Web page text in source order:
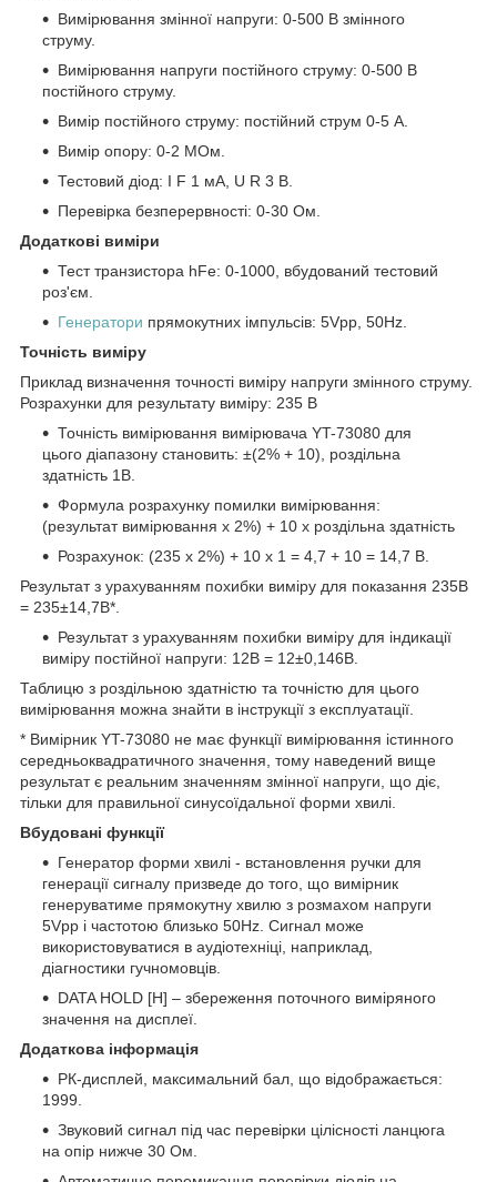
Вимірювання змінної напруги: 0-500 В змінного
струму.
Вимірювання напруги постійного струму: 0-500 В
постійного струму.
Вимір постійного струму: постійний струм 0-5 А.
Вимір опору: 0-2 МОм.
Тестовий діод: I F 1 мА, U R 3 В.
Перевірка безперервності: 0-30 Ом.
Додаткові виміри
Тест транзистора hFe: 0-1000, вбудований тестовий
роз'єм.
Генератори прямокутних імпульсів: 5Vpp, 50Hz.
Точність виміру
Приклад визначення точності виміру напруги змінного струму.
Розрахунки для результату виміру: 235 В
Точність вимірювання вимірювача YT-73080 для
цього діапазону становить: ±(2% + 10), роздільна
здатність 1В.
Формула розрахунку помилки вимірювання:
(результат вимірювання x 2%) + 10 x роздільна здатність
Розрахунок: (235 х 2%) + 10 х 1 = 4,7 + 10 = 14,7 В.
Результат з урахуванням похибки виміру для показання 235В
= 235±14,7В*.
Результат з урахуванням похибки виміру для індикації
виміру постійної напруги: 12В = 12±0,146В.
Таблицю з роздільною здатністю та точністю для цього
вимірювання можна знайти в інструкції з експлуатації.
* Вимірник YT-73080 не має функції вимірювання істинного
середньоквадратичного значення, тому наведений вище
результат є реальним значенням змінної напруги, що діє,
тільки для правильної синусоїдальної форми хвилі.
Вбудовані функції
Генератор форми хвилі - встановлення ручки для
генерації сигналу призведе до того, що вимірник
генеруватиме прямокутну хвилю з розмахом напруги
5Vpp і частотою близько 50Hz. Сигнал може
використовуватися в аудіотехніці, наприклад,
діагностики гучномовців.
DATA HOLD [H] – збереження поточного виміряного
значення на дисплеї.
Додаткова інформація
РК-дисплей, максимальний бал, що відображається:
1999.
Звуковий сигнал під час перевірки цілісності ланцюга
на опір нижче 30 Ом.